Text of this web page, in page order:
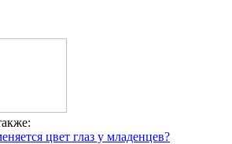
цвет глаз у младенцев?